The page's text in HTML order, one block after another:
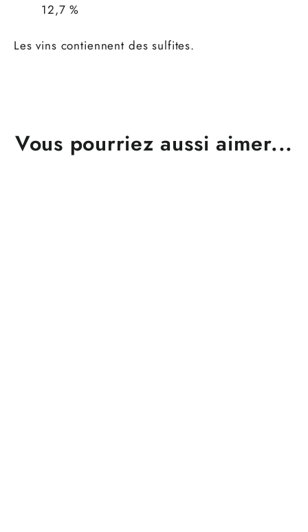
12,7 %
Les vins contiennent des sulfites.
Vous pourriez aussi aimer...